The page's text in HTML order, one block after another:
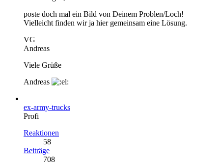
poste doch mal ein Bild von Deinem Problen/Loch!
Vielleicht finden wir ja hier gemeinsam eine Lösung.
VG
Andreas
Viele Grüße
Andreas
ex-army-trucks
Profi
Reaktionen
58
Beiträge
708